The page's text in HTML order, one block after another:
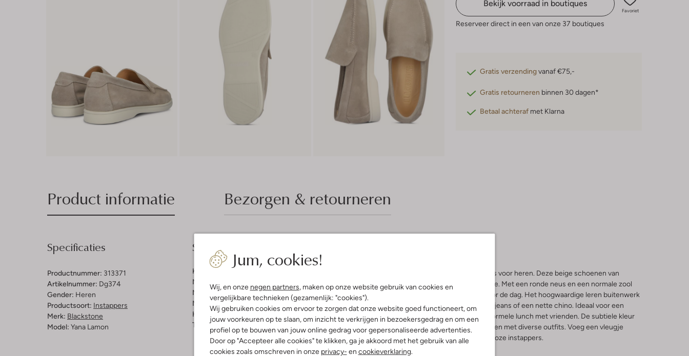
Jum, cookies!
Wij, en onze negen partners, maken op onze website gebruik van cookies en
vergelijkbare technieken (gezamenlijk: "cookies").
Wij gebruiken cookies om ervoor te zorgen dat onze website goed functioneert, om
jouw voorkeuren op te slaan, om inzicht te verkrijgen in bezoekersgedrag en om een
profiel op te bouwen van jouw online gedrag voor gepersonaliseerde advertenties.
Door op "Accepteer alle cookies" te klikken, ga je akkoord met het gebruik van alle
cookies zoals omschreven in onze privacy- en cookieverklaring.
Bekijk voorraad in boutiques
Favoriet
Reserveer direct in een van onze 37 boutiques
Gratis verzendingvanaf €75,-
Gratis retourneren binnen 30 dagen*
Betaal achteraf met Klarna
Product informatie Bezorgen & retourneren
Specificaties
Productnummer: 313371
Artikelnummer: Dg374
Gender: Heren
Productsoort: Instappers
Merk: Blackstone
Model: Yana Lamon
Samenstelling & Pasvorm
Kleur:
Materiaal buitenkant:
Materiaal binnenkant: Leer
Materiaal zool:
Rubber
Hakvorm:Platte Zool
Type neus:
Ronde Neus
Ontdek de stijlvolle YANA LAMON instappers voor heren. Deze beige schoenen van
BLACKSTONE combineren comfort en klasse. Met een ronde neus en een normale zool
van duurzaam rubber, stap je moeiteloos door de dag. Het hoogwaardige leren buitenwerk
straalt luxe uit en past perfect bij een casual jeans of een nette chino. Ideaal voor een
ontspannen wandeling in het park of een informele lunch met vrienden. De subtiele kleur
maakt ze veelzijdig en makkelijk te combineren met diverse outfits. Voeg een vleugje
elegantie toe aan je garderobe met deze tijdloze instappers.